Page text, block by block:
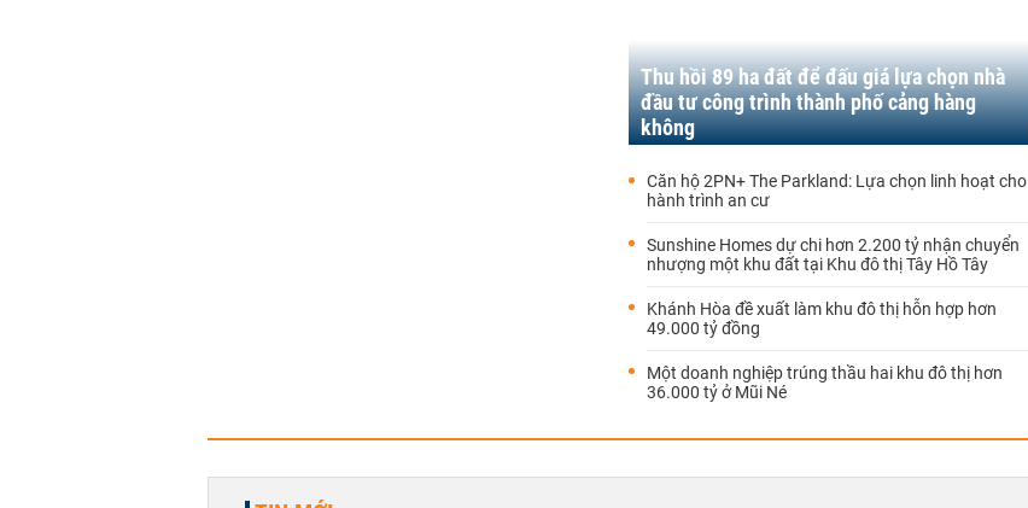
Thu hồi 89 ha đất để đấu giá lựa chọn nhà
đầu tư công trình thành phố cảng hàng
không
Căn hộ 2PN+ The Parkland: Lựa chọn linh hoạt cho
hành trình an cư
Sunshine Homes dự chi hơn 2.200 tỷ nhận chuyển
nhượng một khu đất tại Khu đô thị Tây Hồ Tây
Khánh Hòa đề xuất làm khu đô thị hỗn hợp hơn
49.000 tỷ đồng
Một doanh nghiệp trúng thầu hai khu đô thị hơn
36.000 tỷ ở Mũi Né